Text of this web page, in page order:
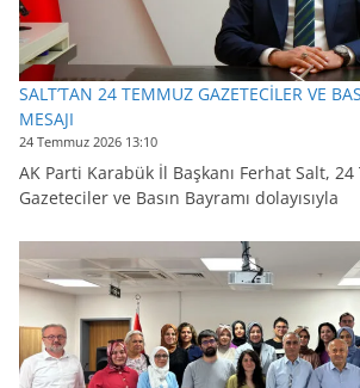
SALT’TAN 24 TEMMUZ GAZETECİLER VE
MESAJI
24 Temmuz 2026 13:10
AK Parti Karabük İl Başkanı Ferhat Salt, 24
Gazeteciler ve Basın Bayramı dolayısıyla